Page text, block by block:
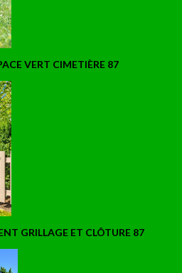
VERT CIMETIÈRE 87
GRILLAGE ET CLÔTURE 87